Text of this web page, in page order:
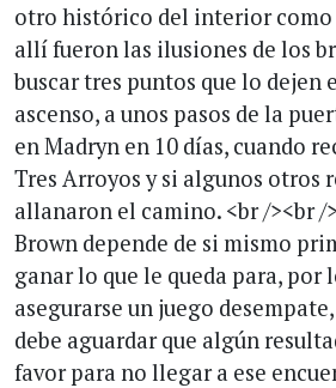
otro histórico del interior como
allí fueron las ilusiones de los
buscar tres puntos que lo dejen
ascenso, a unos pasos de la
en Madryn en 10 días, cuando
Tres Arroyos y si algunos otros
allanaron el camino. <br /><br /
Brown depende de si mismo
ganar lo que le queda para, por
asegurarse un juego
debe aguardar que algún
favor para no llegar a ese